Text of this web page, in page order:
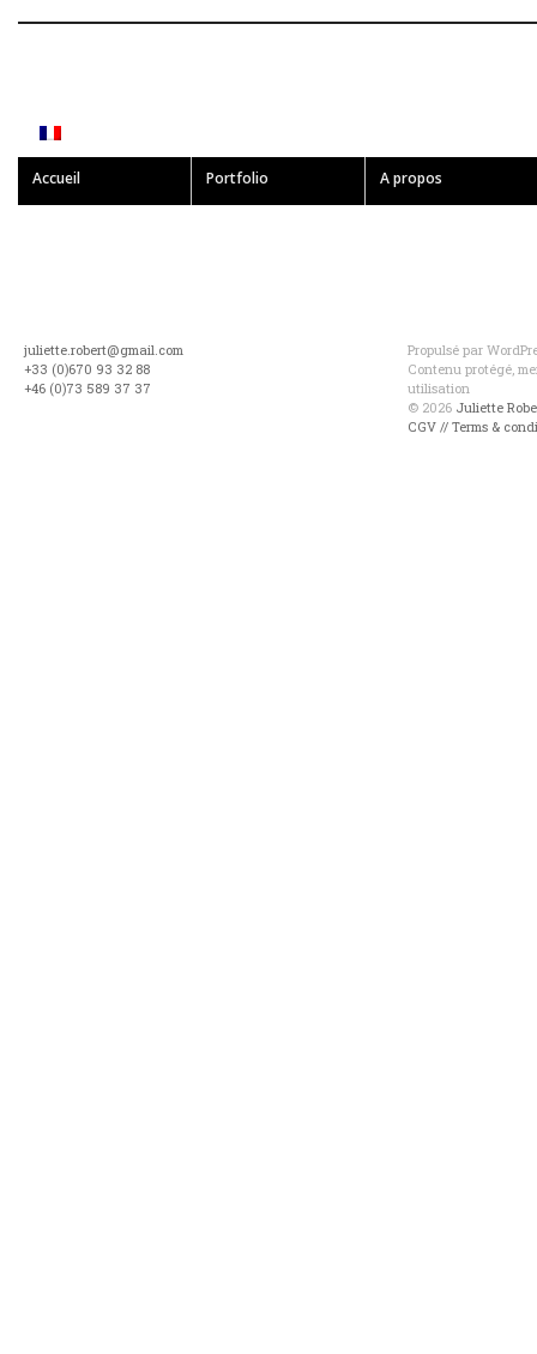
Accueil Portfolio A propos
juliette.robert@gmail.com
+33 (0)670 93 32 88
+46 (0)73 589 37 37
Propulsé par
Contenu protégé,
utilisation
© 2026 Juliette
CGV // Terms &